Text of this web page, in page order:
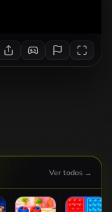
Ver todos →